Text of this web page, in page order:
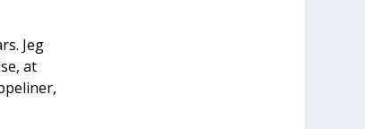
Jeg
at